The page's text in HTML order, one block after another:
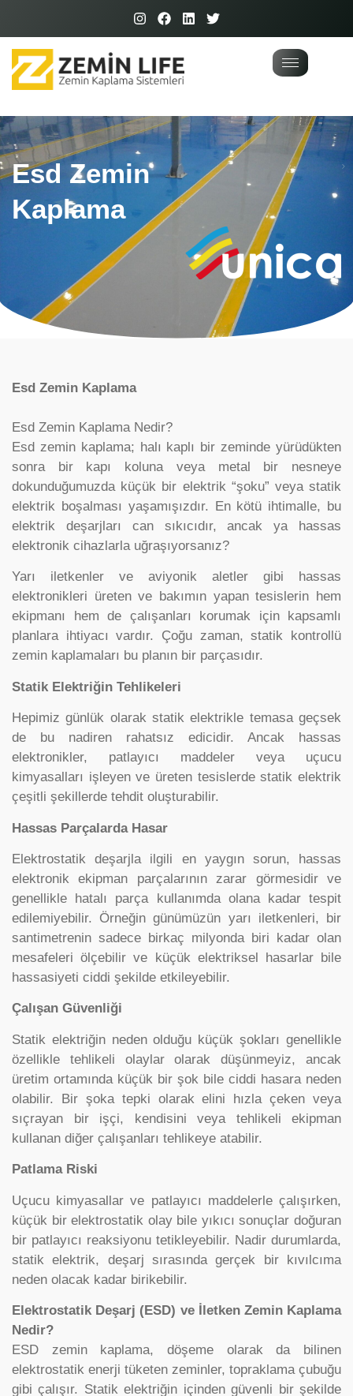
Esd Zemin
Kaplama
Esd Zemin Kaplama
Esd Zemin Kaplama Nedir?
Esd zemin kaplama; halı kaplı bir zeminde yürüdükten
sonra bir kapı koluna veya metal bir nesneye
dokunduğumuzda küçük bir elektrik “şoku” veya statik
elektrik boşalması yaşamışızdır. En kötü ihtimalle, bu
elektrik deşarjları can sıkıcıdır, ancak ya hassas
elektronik cihazlarla uğraşıyorsanız?
Yarı iletkenler ve aviyonik aletler gibi hassas
elektronikleri üreten ve bakımın yapan tesislerin hem
ekipmanı hem de çalışanları korumak için kapsamlı
planlara ihtiyacı vardır. Çoğu zaman, statik kontrollü
zemin kaplamaları bu planın bir parçasıdır.
Statik Elektriğin Tehlikeleri
Hepimiz günlük olarak statik elektrikle temasa geçsek
de bu nadiren rahatsız edicidir. Ancak hassas
elektronikler, patlayıcı maddeler veya uçucu
kimyasalları işleyen ve üreten tesislerde statik elektrik
çeşitli şekillerde tehdit oluşturabilir.
Hassas Parçalarda Hasar
Elektrostatik deşarjla ilgili en yaygın sorun, hassas
elektronik ekipman parçalarının zarar görmesidir ve
genellikle hatalı parça kullanımda olana kadar tespit
edilemiyebilir. Örneğin günümüzün yarı iletkenleri, bir
santimetrenin sadece birkaç milyonda biri kadar olan
mesafeleri ölçebilir ve küçük elektriksel hasarlar bile
hassasiyeti ciddi şekilde etkileyebilir.
Çalışan Güvenliği
Statik elektriğin neden olduğu küçük şokları genellikle
özellikle tehlikeli olaylar olarak düşünmeyiz, ancak
üretim ortamında küçük bir şok bile ciddi hasara neden
olabilir. Bir şoka tepki olarak elini hızla çeken veya
sıçrayan bir işçi, kendisini veya tehlikeli ekipman
kullanan diğer çalışanları tehlikeye atabilir.
Patlama Riski
Uçucu kimyasallar ve patlayıcı maddelerle çalışırken,
küçük bir elektrostatik olay bile yıkıcı sonuçlar doğuran
bir patlayıcı reaksiyonu tetikleyebilir. Nadir durumlarda,
statik elektrik, deşarj sırasında gerçek bir kıvılcıma
neden olacak kadar birikebilir.
Elektrostatik Deşarj (ESD) ve İletken Zemin Kaplama
Nedir?
ESD zemin kaplama, döşeme olarak da bilinen
elektrostatik enerji tüketen zeminler, topraklama çubuğu
gibi çalışır. Statik elektriğin içinden güvenli bir şekilde